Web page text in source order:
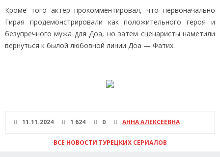
Кроме того актёр прокомментировал, что первоначально
Гирая продемонстрировали как положительного героя и
безупречного мужа для Доа, но затем сценаристы наметили
вернуться к былой любовной линии Доа — Фатих.
11.11.2024 1 624 0 АННА АЛЕКСЕЕВНА
ВСЕ НОВОСТИ ТУРЕЦКИХ СЕРИАЛОВ